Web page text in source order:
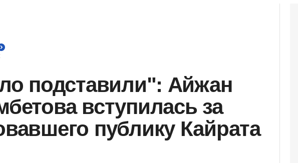
подставили": Айжан
вступилась за
публику Кайрата